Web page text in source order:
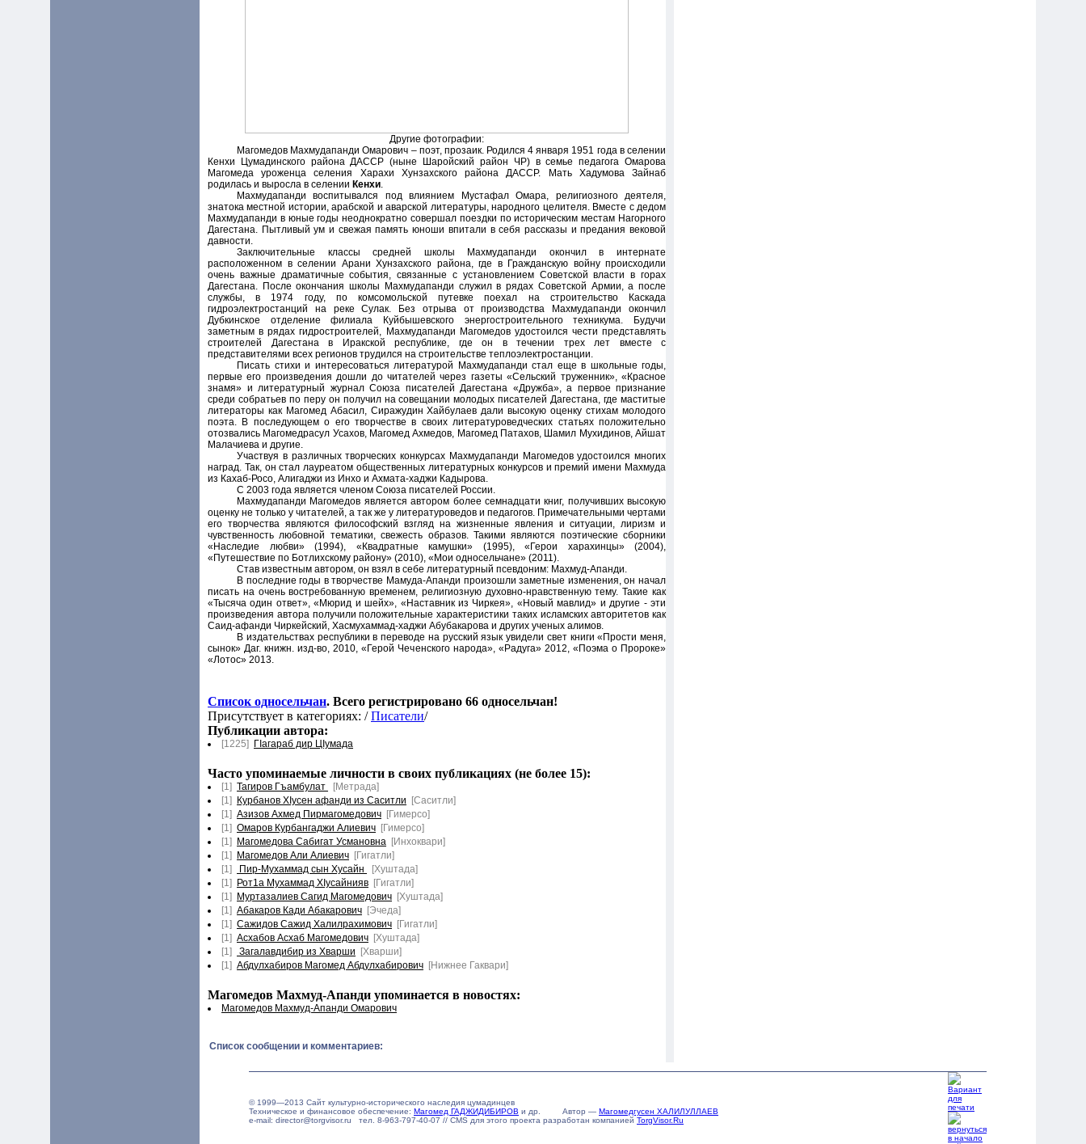
Другие фотографии:
Магомедов Махмудапанди Омарович – поэт, прозаик. Родился 4 января 1951 года в селении
Кенхи Цумадинского района ДАССР (ныне Шаройский район ЧР) в семье педагога Омарова
Магомеда уроженца селения Харахи Хунзахского района ДАССР. Мать Хадумова Зайнаб
родилась и выросла в селении Кенхи.
Махмудапанди воспитывался под влиянием Мустафал Омара, религиозного деятеля,
знатока местной истории, арабской и аварской литературы, народного целителя. Вместе с дедом
Махмудапанди в юные годы неоднократно совершал поездки по историческим местам Нагорного
Дагестана. Пытливый ум и свежая память юноши впитали в себя рассказы и предания вековой
давности.
Заключительные классы средней школы Махмудапанди окончил в интернате
расположенном в селении Арани Хунзахского района, где в Гражданскую войну происходили
очень важные драматичные события, связанные с установлением Советской власти в горах
Дагестана. После окончания школы Махмудапанди служил в рядах Советской Армии, а после
службы, в 1974 году, по комсомольской путевке поехал на строительство Каскада
гидроэлектростанций на реке Сулак. Без отрыва от производства Махмудапанди окончил
Дубкинское отделение филиала Куйбышевского энергостроительного техникума. Будучи
заметным в рядах гидростроителей, Махмудапанди Магомедов удостоился чести представлять
строителей Дагестана в Иракской республике, где он в течении трех лет вместе с
представителями всех регионов трудился на строительстве теплоэлектростанции.
Писать стихи и интересоваться литературой Махмудапанди стал еще в школьные годы,
первые его произведения дошли до читателей через газеты «Сельский труженник», «Красное
знамя» и литературный журнал Союза писателей Дагестана «Дружба», а первое признание
среди собратьев по перу он получил на совещании молодых писателей Дагестана, где маститые
литераторы как Магомед Абасил, Сиражудин Хайбулаев дали высокую оценку стихам молодого
поэта. В последующем о его творчестве в своих литературоведческих статьях положительно
отозвались Магомедрасул Усахов, Магомед Ахмедов, Магомед Патахов, Шамил Мухидинов, Айшат
Малачиева и другие.
Участвуя в различных творческих конкурсах Махмудапанди Магомедов удостоился многих
наград. Так, он стал лауреатом общественных литературных конкурсов и премий имени Махмуда
из Кахаб-Росо, Алигаджи из Инхо и Ахмата-хаджи Кадырова.
С 2003 года является членом Союза писателей России.
Махмудапанди Магомедов является автором более семнадцати книг, получивших высокую
оценку не только у читателей, а так же у литературоведов и педагогов. Примечательными чертами
его творчества являются философский взгляд на жизненные явления и ситуации, лиризм и
чувственность любовной тематики, свежесть образов. Такими являются поэтические сборники
«Наследие любви» (1994), «Квадратные камушки» (1995), «Герои харахинцы» (2004),
«Путешествие по Ботлихскому району» (2010), «Мои односельчане» (2011).
Став известным автором, он взял в себе литературный псевдоним: Махмуд-Апанди.
В последние годы в творчестве Мамуда-Апанди произошли заметные изменения, он начал
писать на очень востребованную временем, религиозную духовно-нравственную тему. Такие как
«Тысяча один ответ», «Мюрид и шейх», «Наставник из Чиркея», «Новый мавлид» и другие - эти
произведения автора получили положительные характеристики таких исламских авторитетов как
Саид-афанди Чиркейский, Хасмухаммад-хаджи Абубакарова и других ученых алимов.
В издательствах республики в переводе на русский язык увидели свет книги «Прости меня,
сынок» Даг. книжн. изд-во, 2010, «Герой Чеченского народа», «Радуга» 2012, «Поэма о Пророке»
«Лотос» 2013.
Список односельчан. Всего регистрировано 66 односельчан!
Присутствует в категориях: /Писатели/
Публикации автора:
[1225] ГIагараб дир ЦIумада
Часто упоминаемые личности в своих публикациях (не более 15):
[1] Тагиров Гъамбулат
[Метрада]
[1]
Курбанов ХIусен афанди из Саситли
[Саситли]
[1] Азизов Ахмед Пирмагомедович [Гимерсо]
[1] Омаров Курбангаджи Алиевич [Гимерсо]
[1]
Магомедова Сабигат Усмановна [Инхоквари]
[1]
Магомедов Али Алиевич [Гигатли]
[1]
Пир-Мухаммад сын Хусайн
[Хуштада]
[1]
Рот1а Мухаммад ХIусайнияв [Гигатли]
[1]
Муртазалиев Сагид Магомедович [Хуштада]
[1] Абакаров Кади Абакарович [Эчеда]
[1] Сажидов Сажид Халилрахимович [Гигатли]
[1] Асхабов Асхаб Магомедович [Хуштада]
[1]
Загалавдибир из Хварши
[Хварши]
[1] Абдулхабиров Магомед Абдулхабирович [Нижнее Гаквари]
Магомедов Махмуд-Апанди упоминается в новостях:
Магомедов Махмуд-Апанди Омарович
Список сообщении и комментариев:
© 1999—2013 Сайт культурно-исторического наследия цумадинцев
Техническое и финансовое обеспечение: Магомед ГАДЖИДИБИРОВ и др. Автор — Магомедгусен ХАЛИЛУЛЛАЕВ
e-mail: director@torgvisor.ru тел. 8-963-797-40-07 // CMS для этого проекта разработан компанией TorgVisor.Ru